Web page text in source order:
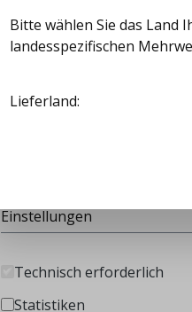
Diese Website verwendet
Einstellungen
Technisch erforderlich
Statistiken
Bitte wählen Sie das Land
landesspezifischen
Lieferland: